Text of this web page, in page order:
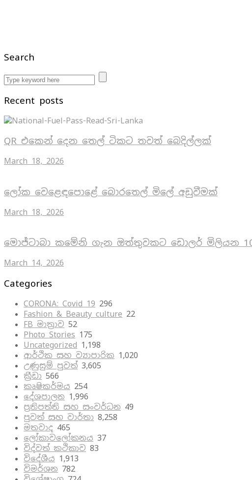
Search
Recent posts
QR එකෙන් දෙන තෙල් ටිකට තවත් බෙදිල්ලක්
March 18, 2026
ලෝක වෙළෙඳපොළේ බොරතෙල් මිලේ අඩුවීමක්
March 18, 2026
මොජ්ටාබා කමේනි ගැන ඔත්තුවකට ඩොලර් මිලියන
March 14, 2026
Categories
CORONA: Covid 19 296
Fashion & Beauty culture 22
FB මාත්‍රාව 52
Photo Stories 175
Uncategorized 1,198
ආර්ථික සහ ව්‍යාපාරික 1,020
උණුසුම් පුවත් 3,605
ක්‍රීඩා 566
කෘෂිකර්මය 254
දේශපාලන 1,996
ප්‍රතිපත්ති සහ සංවර්ධන 49
පුවත් සහ වාර්තා 8,258
මතවාද 465
ලෝකාවලෝකනය 37
විද්වත් කථිකාව 83
විදේශීය 1,913
විමර්ශන 782